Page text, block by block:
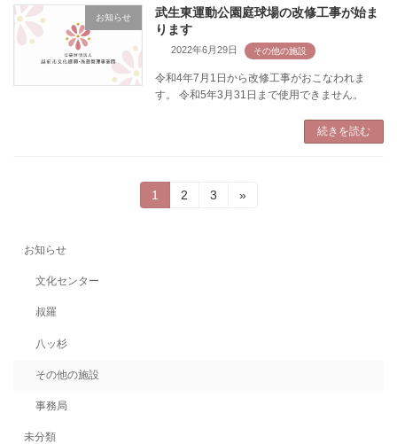
お知らせ
武生東運動公園庭球場の改修工事が始ま
ります
2022年6月29日
令和4年7月1日から改修工事がおこなわれま
す。 令和5年3月31日まで使用できません。
続きを読む
の
固
定
1
固
2
固
3 »
お知らせ
文化センター
叔羅
八ッ杉
その他の施設
事務局
未分類